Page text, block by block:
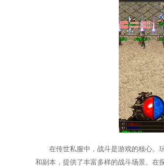
在传世私服中，战斗是游戏的核心。
和副本，提供了丰富多样的战斗场景。在